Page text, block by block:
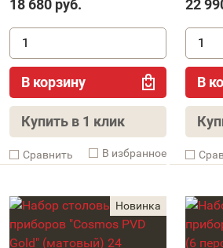
18 680 руб.
В корзину
Купить в 1 клик
Cравнить В избранное
22
В